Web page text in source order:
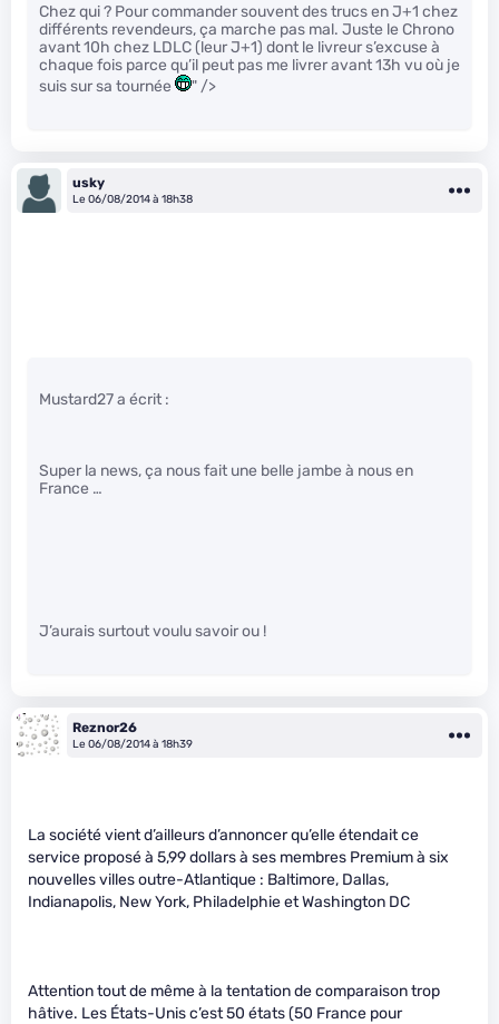
Chez qui ? Pour commander souvent des trucs en J+1 chez
différents revendeurs, ça marche pas mal. Juste le Chrono
avant 10h chez LDLC (leur J+1) dont le livreur s’excuse à
chaque fois parce qu’il peut pas me livrer avant 13h vu où je
suis sur sa tournée
" />
usky
Le 06/08/2014 à 18h38
Mustard27 a écrit :
Super la news, ça nous fait une belle jambe à nous en
France …
J’aurais surtout voulu savoir ou !
Reznor26
Le 06/08/2014 à 18h39
La société vient d’ailleurs d’annoncer qu’elle étendait ce
service proposé à 5,99 dollars à ses membres Premium à six
nouvelles villes outre-Atlantique : Baltimore, Dallas,
Indianapolis, New York, Philadelphie et Washington DC
Attention tout de même à la tentation de comparaison trop
hâtive. Les États-Unis c’est 50 états (50 France pour